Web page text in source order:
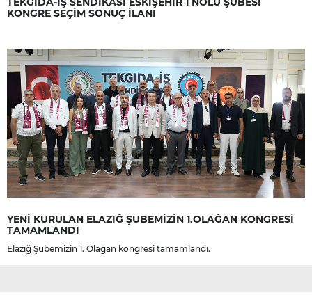
KONGRE SEÇİM SONUÇ İLANI
YENİ KURULAN ELAZIĞ ŞUBEMİZİN 1.OLAĞAN KONGRESİ
TAMAMLANDI
Elazığ Şubemizin 1. Olağan kongresi tamamlandı.